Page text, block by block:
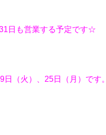
日も営業する予定です☆
（火）、25日（月）です。